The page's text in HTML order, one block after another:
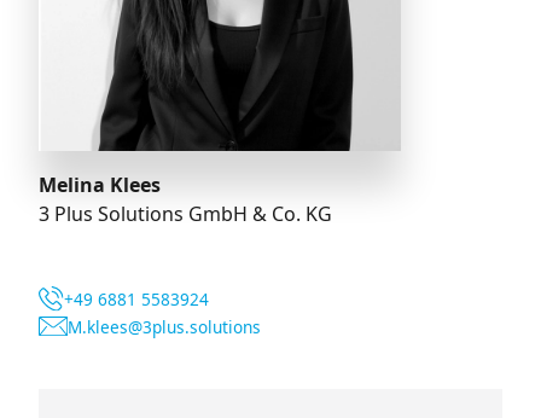
Melina Klees
3 Plus Solutions GmbH & Co. KG
+49 6881 5583924
M.klees@3plus.solutions